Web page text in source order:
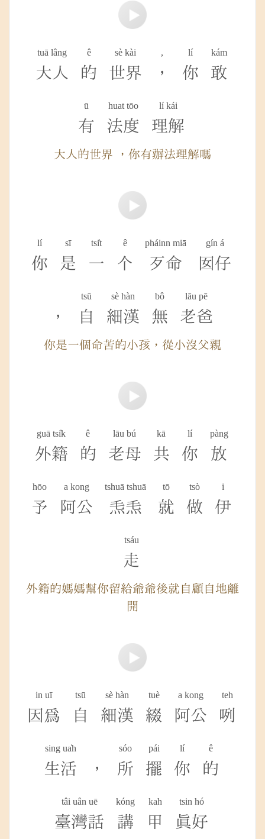
tuā lâng
大人
ê
的
sè kài
世界
,
，
lí
你
kám
敢
ū
有
huat tōo
法度
lí kái
理解
大人的世界 ，你有辦法理解嗎
lí
你
sī
是
tsi̍t
一
ê
个
pháinn miā
歹命
gín á
囡仔
，
tsū
自
sè hàn
細漢
bô
無
lāu pē
老爸
你是一個命苦的小孩，從小沒父親
guā tsi̍k
外籍
ê
的
lāu bú
老母
kā
共
lí
你
pàng
放
hōo
予
a kong
阿公
tshuā tshuā
𤆬𤆬
tō
就
tsò
做
i
伊
tsáu
走
外籍的媽媽幫你留給爺爺後就自顧自地離
開
in uī
因為
tsū
自
sè hàn
細漢
tuè
綴
a kong
阿公
teh
咧
sing ua̍h
生活 ，
sóo
所
pái
擺
lí
你
ê
的
tâi uân uē
臺灣話
kóng
講
kah
甲
tsin hó
真好